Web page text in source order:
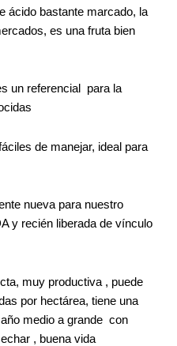
ácido bastante marcado, la
es una fruta bien
un referencial para la
de manejar, ideal para
nueva para nuestro
y recién liberada de vínculo
muy productiva , puede
por hectárea, tiene una
medio a grande con
, buena vida